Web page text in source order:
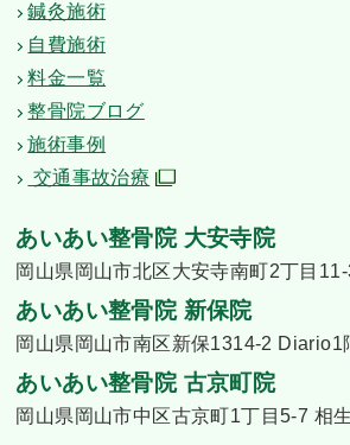
鍼灸施術
自費施術
料金一覧
整骨院ブログ
施術事例
交通事故治療
あいあい整骨院 大安寺院
岡山県岡山市北区大安寺南町2丁目
あいあい整骨院 新保院
岡山県岡山市南区新保1314-2 Diario1
あいあい整骨院 古京町院
岡山県岡山市中区古京町1丁目5-7 相